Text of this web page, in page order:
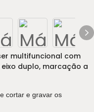
multifuncional com
duplo, marcação a
cortar e gravar os